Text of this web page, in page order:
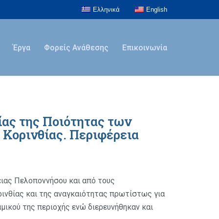
Ελληνικά English
Έργα Φορείς Ανάθεσης Επικοινωνία
της Ποιότητας των
Περιφέρεια
Πελοποννήσου και από τους
και της αναγκαιότητας πρωτίστως για
της περιοχής ενώ διερευνήθηκαν και